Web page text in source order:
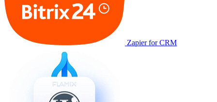
Zapier for CRM